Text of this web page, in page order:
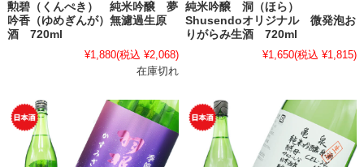
勲碧（くんぺき） 純米吟醸 夢
吟香（ゆめぎんが）無濾過生原
酒 720ml
¥1,880(税込 ¥2,068)
在庫切れ
純米吟醸 洞（ほら）
Shusendoオリジナル 微発泡お
りがらみ生酒 720ml
¥1,650(税込 ¥1,815)